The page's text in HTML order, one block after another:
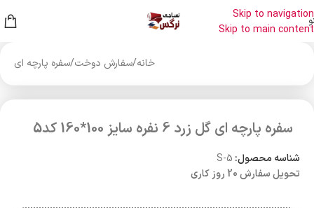
Skip to navigation
Skip to main content
خانه/سفارش دوخت/سفره پارچه ای
سفره پارچه ای گل زرد 6 نفره سایز 100*160 کد5
شناسه محصول: S-5
تحویل سفارش 20 روز کاری